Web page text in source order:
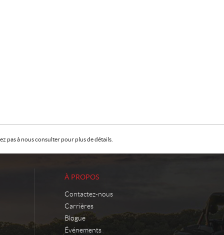
pas à nous consulter pour plus de détails.
À PROPOS
Contactez-nous
Carrières
Blogue
Événements